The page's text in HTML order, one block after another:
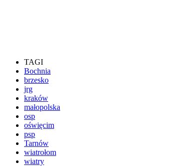
TAGI
Bochnia
brzesko
jrg
kraków
małopolska
osp
oświęcim
psp
Tarnów
wiatrołom
wiatry